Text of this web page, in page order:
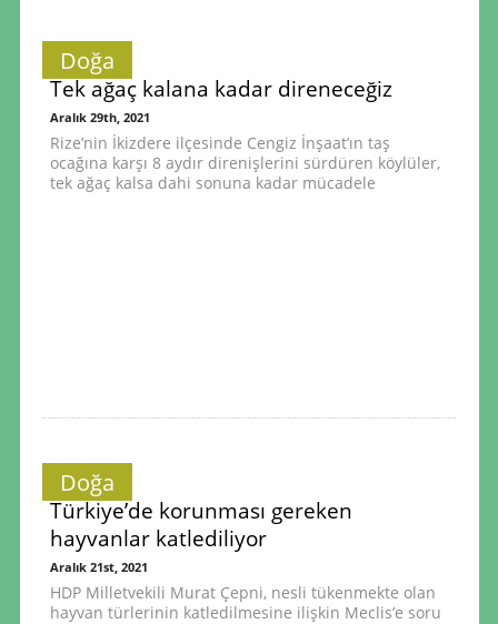
Doğa
Tek ağaç kalana kadar direneceğiz
Aralık 29th, 2021
Rize’nin İkizdere ilçesinde Cengiz İnşaat’ın taş
ocağına karşı 8 aydır direnişlerini sürdüren köylüler,
tek ağaç kalsa dahi sonuna kadar mücadele
Doğa
Türkiye’de korunması gereken
hayvanlar katlediliyor
Aralık 21st, 2021
HDP Milletvekili Murat Çepni, nesli tükenmekte olan
hayvan türlerinin katledilmesine ilişkin Meclis’e soru